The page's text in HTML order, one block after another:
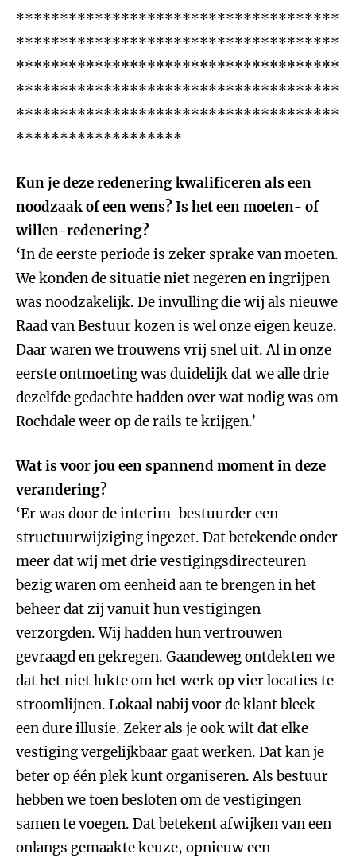
*************************************
*************************************
*************************************
*************************************
*************************************
*******************
Kun je deze redenering kwalificeren als een
noodzaak of een wens? Is het een moeten- of
willen-redenering?
‘In de eerste periode is zeker sprake van moeten.
We konden de situatie niet negeren en ingrijpen
was noodzakelijk. De invulling die wij als nieuwe
Raad van Bestuur kozen is wel onze eigen keuze.
Daar waren we trouwens vrij snel uit. Al in onze
eerste ontmoeting was duidelijk dat we alle drie
dezelfde gedachte hadden over wat nodig was om
Rochdale weer op de rails te krijgen.’
Wat is voor jou een spannend moment in deze
verandering?
‘Er was door de interim-bestuurder een
structuurwijziging ingezet. Dat betekende onder
meer dat wij met drie vestigingsdirecteuren
bezig waren om eenheid aan te brengen in het
beheer dat zij vanuit hun vestigingen
verzorgden. Wij hadden hun vertrouwen
gevraagd en gekregen. Gaandeweg ontdekten we
dat het niet lukte om het werk op vier locaties te
stroomlijnen. Lokaal nabij voor de klant bleek
een dure illusie. Zeker als je ook wilt dat elke
vestiging vergelijkbaar gaat werken. Dat kan je
beter op één plek kunt organiseren. Als bestuur
hebben we toen besloten om de vestigingen
samen te voegen. Dat betekent afwijken van een
onlangs gemaakte keuze, opnieuw een